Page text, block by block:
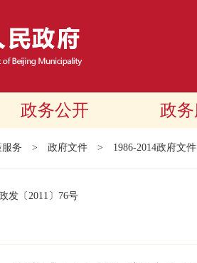
政务公开 政
务 > 政府文件 > 1986-2014政府文件
发 〔2011〕 76号